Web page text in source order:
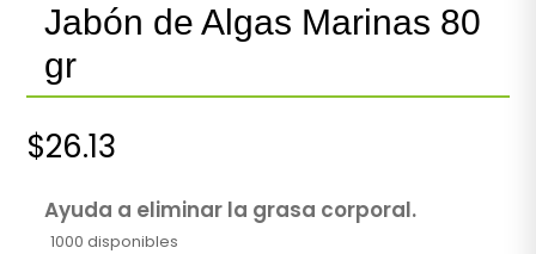
Jabón de Algas Marinas 80
gr
$26.13
Ayuda a eliminar la grasa corporal.
1000 disponibles